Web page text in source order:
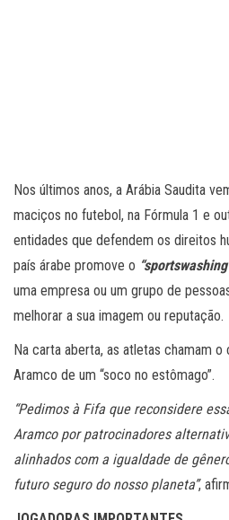
Nos últimos anos, a Arábia Saudita
maciços no futebol, na Fórmula 1 e
entidades que defendem os direitos
país árabe promove o
uma empresa ou um grupo de
melhorar a sua imagem ou reputação.
Na carta aberta, as atletas chamam
Aramco de um “soco no estômago”.
“Pedimos à Fifa que reconsidere
Aramco por patrocinadores
alinhados com a igualdade de
futuro seguro do nosso planeta”,